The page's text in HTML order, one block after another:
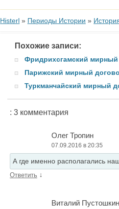
Histerl » Периоды Истории »
Похожие записи:
Фридрихсгамский мирный
Парижский мирный
Туркманчайский мирный
: 3 комментария
Олег Тропин
07.09.2016 в 20:35
А где именно располагались
Ответить ↓
Виталий Пустошкин